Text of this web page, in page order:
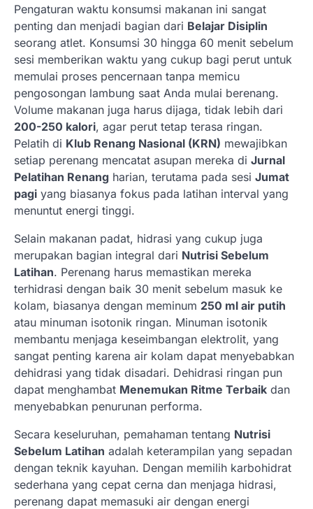
Pengaturan waktu konsumsi makanan ini sangat
penting dan menjadi bagian dari Belajar Disiplin
seorang atlet. Konsumsi 30 hingga 60 menit sebelum
sesi memberikan waktu yang cukup bagi perut untuk
memulai proses pencernaan tanpa memicu
pengosongan lambung saat Anda mulai berenang.
Volume makanan juga harus dijaga, tidak lebih dari
200-250 kalori, agar perut tetap terasa ringan.
Pelatih di Klub Renang Nasional (KRN) mewajibkan
setiap perenang mencatat asupan mereka di Jurnal
Pelatihan Renang harian, terutama pada sesi Jumat
pagi yang biasanya fokus pada latihan interval yang
menuntut energi tinggi.
Selain makanan padat, hidrasi yang cukup juga
merupakan bagian integral dari Nutrisi Sebelum
Latihan. Perenang harus memastikan mereka
terhidrasi dengan baik 30 menit sebelum masuk ke
kolam, biasanya dengan meminum 250 ml air putih
atau minuman isotonik ringan. Minuman isotonik
membantu menjaga keseimbangan elektrolit, yang
sangat penting karena air kolam dapat menyebabkan
dehidrasi yang tidak disadari. Dehidrasi ringan pun
dapat menghambat Menemukan Ritme Terbaik dan
menyebabkan penurunan performa.
Secara keseluruhan, pemahaman tentang Nutrisi
Sebelum Latihan adalah keterampilan yang sepadan
dengan teknik kayuhan. Dengan memilih karbohidrat
sederhana yang cepat cerna dan menjaga hidrasi,
perenang dapat memasuki air dengan energi